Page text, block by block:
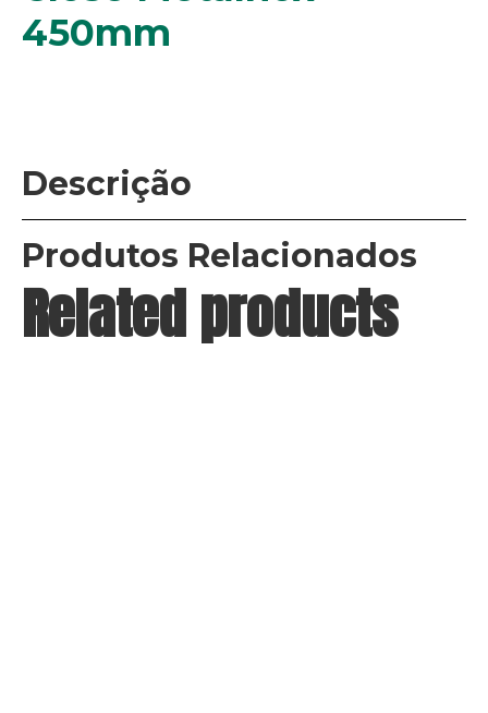
450mm
Descrição
Produtos Relacionados
Related products